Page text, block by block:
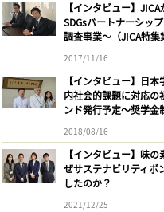
【インタビュー】
SDGsパートナーシッ
調査事業〜（JICA特集
2017/11/16
【インタビュー】日
内社会的課題に対応の
ンド発行予定〜奨学金
2018/08/16
【インタビュー】味
ぜサステナビリティボ
したのか？
2021/12/25